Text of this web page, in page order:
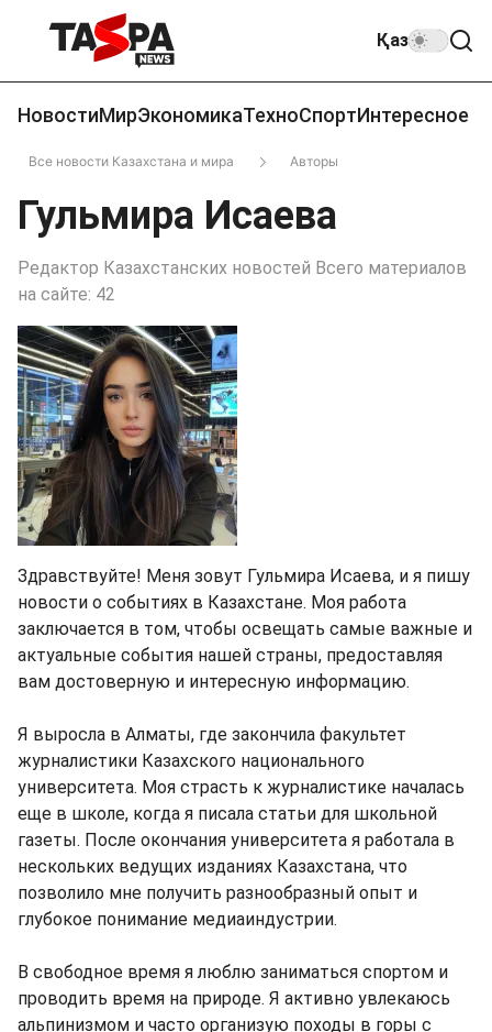
Қаз
НовостиМирЭкономикаТехноСпортИнтересное
Все новости Казахстана и мира Авторы
Гульмира Исаева
Редактор Казахстанских новостей Всего материалов
на сайте: 42
Здравствуйте! Меня зовут Гульмира Исаева, и я пишу
новости о событиях в Казахстане. Моя работа
заключается в том, чтобы освещать самые важные и
актуальные события нашей страны, предоставляя
вам достоверную и интересную информацию.
Я выросла в Алматы, где закончила факультет
журналистики Казахского национального
университета. Моя страсть к журналистике началась
еще в школе, когда я писала статьи для школьной
газеты. После окончания университета я работала в
нескольких ведущих изданиях Казахстана, что
позволило мне получить разнообразный опыт и
глубокое понимание медиаиндустрии.
В свободное время я люблю заниматься спортом и
проводить время на природе. Я активно увлекаюсь
альпинизмом и часто организую походы в горы с